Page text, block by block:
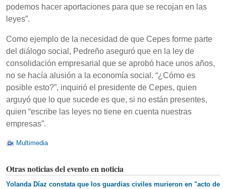
podemos hacer aportaciones para que se recojan en las
leyes”.
Como ejemplo de la necesidad de que Cepes forme parte
del diálogo social, Pedreño aseguró que en la ley de
consolidación empresarial que se aprobó hace unos años,
no se hacía alusión a la economía social. “¿Cómo es
posible esto?”, inquirió el presidente de Cepes, quien
arguyó que lo que sucede es que, si no están presentes,
quien “escribe las leyes no tiene en cuenta nuestras
empresas”.
Multimedia
Otras noticias del evento en noticia
Yolanda Díaz constata que los guardias civiles murieron en "acto de